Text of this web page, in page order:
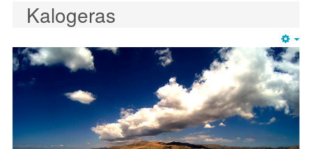
Kalogeras